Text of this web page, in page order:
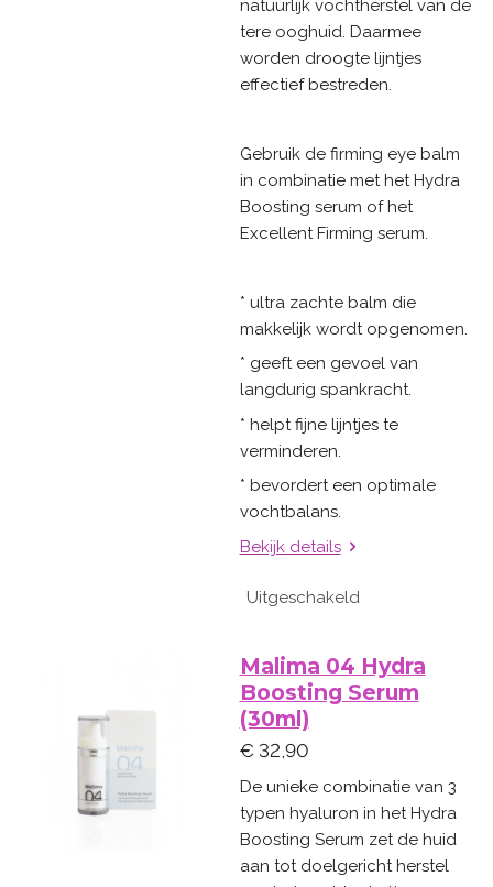
natuurlijk vochtherstel van de
tere ooghuid. Daarmee
worden droogte lijntjes
effectief bestreden.
Gebruik de firming eye balm
in combinatie met het Hydra
Boosting serum of het
Excellent Firming serum.
* ultra zachte balm die
makkelijk wordt opgenomen.
* geeft een gevoel van
langdurig spankracht.
* helpt fijne lijntjes te
verminderen.
* bevordert een optimale
vochtbalans.
Bekijk details
Uitgeschakeld
Malima 04 Hydra
Boosting Serum
(30ml)
€ 32,90
De unieke combinatie van 3
typen hyaluron in het Hydra
Boosting Serum zet de huid
aan tot doelgericht herstel